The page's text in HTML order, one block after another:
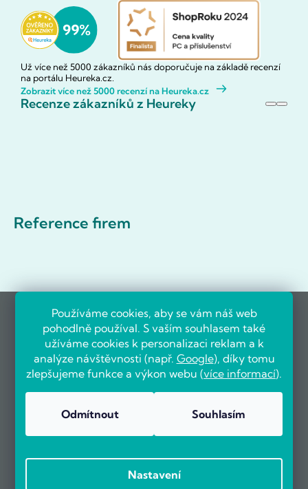
Používáme cookies, aby se vám náš web
pohodlně používal. S vaším souhlasem také
užíváme cookies k personalizaci reklam a k
analýze návštěvnosti (např. Google), díky tomu
zlepšujeme funkce a výkon webu (více informací).
Odmítnout Souhlasím
Nastavení
Už více než 5000 zákazníků nás doporučuje na základě recenzí
na portálu Heureka.cz.
Zobrazit více než 5000 recenzí na Heureka.cz
Recenze zákazníků z Heureky
Reference firem